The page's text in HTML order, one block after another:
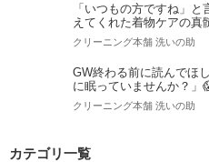
「いつもの方ですね」
えてくれた着物ケアの真
クリーニング本舗 洗いの助
GW終わる前に読んでほ
に眠っていませんか？」
クリーニング本舗 洗いの助
カテゴリ一覧